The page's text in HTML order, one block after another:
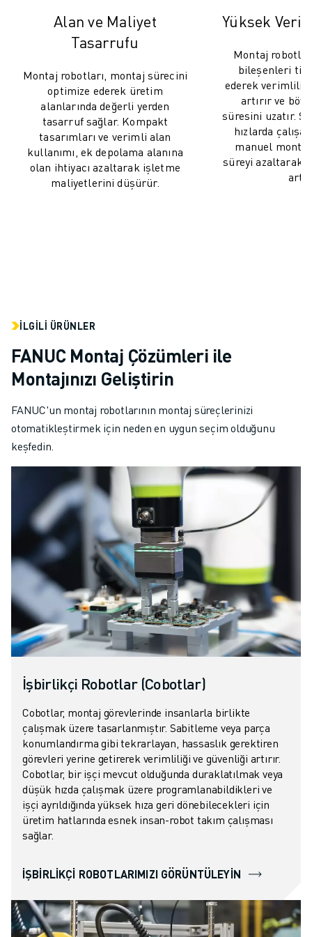
GÖRSEL DENETIM
TEL EROZYON
VAKA ÇALIŞMALARI
MÜŞTERI HIZMETLERI
MÜŞTERI HIZMETLERI
FANUC PLANS
SAHA VE BAKIM
FANUC AKADEMI
EĞITIM IÇIN ÇÖZÜMLER
WORLDSKILLS & GENÇ YETENEKLER
HABERLER & MEDYA
HABERLER & MEDYA
ETKINLIKLER
EĞITIM ETKINLIKLERI
FANUC HAKKINDA
AVRUPA'DA FANUC
LOKASYONLARIMIZ
SÜRDÜRÜLEBILIRLIK
KARIYER
FANUC ILE GELECEĞINIZI ŞEKILLENDIRIN
BIZE KATILIN » KARIYER PORTALI
İLETIŞIM
İLETIŞIM
LOKASYONLAR
Alan ve Maliyet
Tasarrufu
Montaj robotları, montaj sürecini
optimize ederek üretim
alanlarında değerli yerden
tasarruf sağlar. Kompakt
tasarımları ve verimli alan
kullanımı, ek depolama alanına
olan ihtiyacı azaltarak işletme
maliyetlerini düşürür.
Yüksek
Montaj
bileşenleri
ederek
artırır ve
süresini uzatır.
hızlarda
manuel
süreyi azaltarak
İLGILI ÜRÜNLER
FANUC Montaj Çözümleri ile
Montajınızı Geliştirin
FANUC'un montaj robotlarının montaj süreçlerinizi
otomatikleştirmek için neden en uygun seçim olduğunu
keşfedin.
İşbirlikçi Robotlar (Cobotlar)
Cobotlar, montaj görevlerinde insanlarla birlikte
çalışmak üzere tasarlanmıştır. Sabitleme veya parça
konumlandırma gibi tekrarlayan, hassaslık gerektiren
görevleri yerine getirerek verimliliği ve güvenliği artırır.
Cobotlar, bir işçi mevcut olduğunda duraklatılmak veya
düşük hızda çalışmak üzere programlanabildikleri ve
işçi ayrıldığında yüksek hıza geri dönebilecekleri için
üretim hatlarında esnek insan-robot takım çalışması
sağlar.
İŞBIRLIKÇI ROBOTLARIMIZI GÖRÜNTÜLEYIN